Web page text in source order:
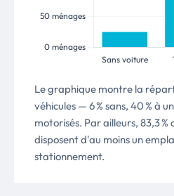
Le graphique montre la
véhicules — 6 % sans, 40 % à
motorisés. Par ailleurs, 83,3
disposent d'au moins un
stationnement.